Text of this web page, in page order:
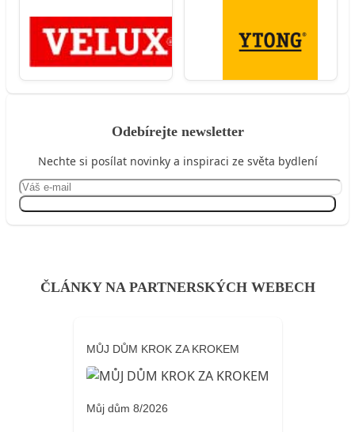
Odebírejte newsletter
Nechte si posílat novinky a inspiraci ze světa bydlení
ČLÁNKY NA PARTNERSKÝCH WEBECH
MŮJ DŮM KROK ZA KROKEM
Můj dům 8/2026